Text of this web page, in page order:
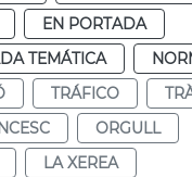
EN PORTADA
TEMÁTICA
TRÁFICO
ORGULL
LA XEREA